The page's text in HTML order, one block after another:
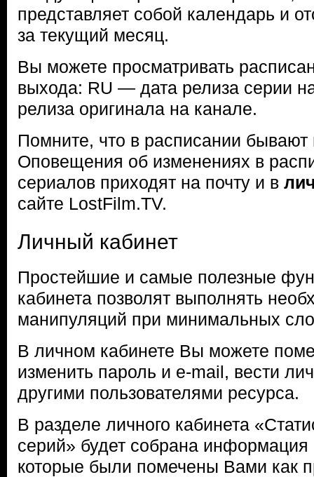
представляет собой календарь и
за текущий месяц.
Вы можете просматривать
выхода: RU — дата релиза серии
релиза оригинала на канале.
Помните, что в расписании бывают
Оповещения об изменениях в
сериалов приходят на почту и в
сайте LostFilm.TV.
Личный кабинет
Простейшие и самые полезные
кабинета позволят выполнять
манипуляций при минимальных
В личном кабинете Вы можете
изменить пароль и e-mail, вести
другими пользователями ресурса.
В разделе личного кабинета
серий» будет собрана информация
которые были помечены Вами как